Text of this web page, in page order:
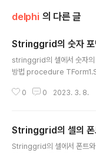
delphi 의 다른 글
Stringgrid의 숫자 포
stringgrid의 셀에서 숫자의
방법 procedure
e: string); begin // Set
Float(Value)); end;
0 0 2023. 3. 8.
Stringgrid의 셀의 폰
Stringgrid의 셀에서 폰트와